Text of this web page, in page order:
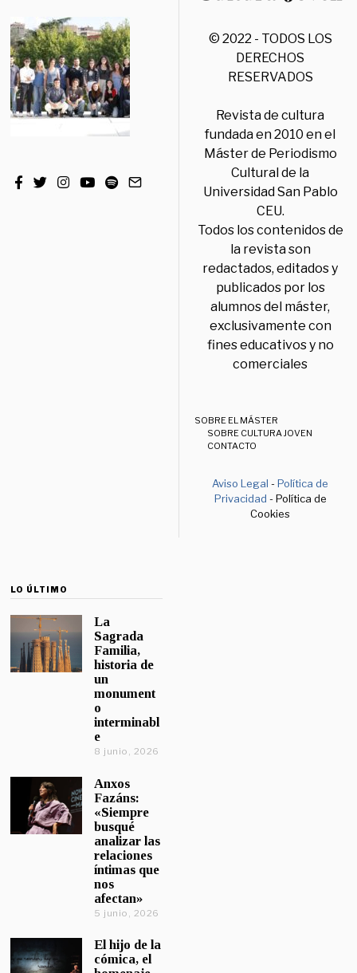
© 2022 - TODOS LOS
DERECHOS
RESERVADOS
Revista de cultura
fundada en 2010 en el
Máster de Periodismo
Cultural de la
Universidad San Pablo
CEU.
Todos los contenidos de
la revista son
redactados, editados y
publicados por los
alumnos del máster,
exclusivamente con
fines educativos y no
comerciales
SOBRE EL MÁSTER
SOBRE CULTURA JOVEN
CONTACTO
Aviso Legal -Política de
Privacidad - Política de
Cookies
LO ÚLTIMO
La
Sagrada
Familia,
historia de
un
monument
o
interminabl
e
8 junio, 2026
Anxos
Fazáns:
«Siempre
busqué
analizar las
relaciones
íntimas que
nos
afectan»
5 junio, 2026
El hijo de la
cómica, el